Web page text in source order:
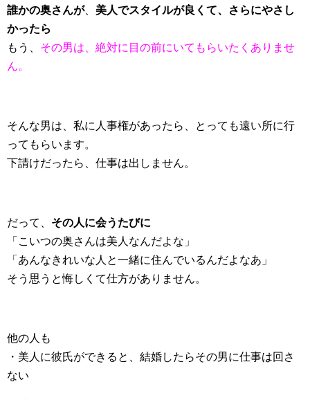
誰かの奥さんが、 美人でスタイルが良くて、さらにやさし
かったら
もう、 その男は、絶対に目の前にいてもらいたくありませ
ん。
そんな男は、私に人事権があったら、とっても遠い所に行
ってもらいます。
下請けだったら、仕事は出しません。
だって、 その人に会うたびに
「こいつの奥さんは美人なんだよな」
「あんなきれいな人と一緒に住んでいるんだよなあ」
そう思うと悔しくて仕方がありません。
他の人も
・美人に彼氏ができると、結婚したらその男に仕事は回さ
ない